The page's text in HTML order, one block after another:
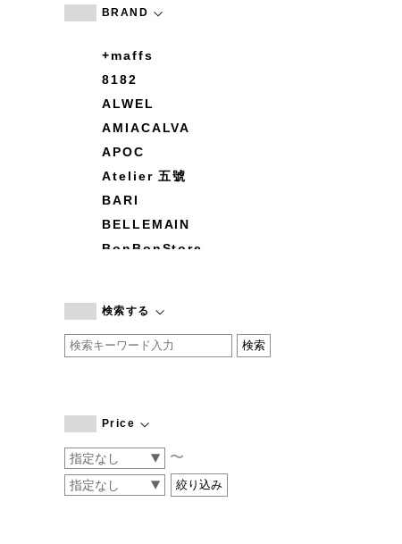
BRAND
+maffs
8182
ALWEL
AMIACALVA
APOC
Atelier 五號
BARI
BELLEMAIN
BonBonStore
by basics
CATWORTH
COGTHEBIGSMOKE
CONVERSE
DEAN & DELUCA
検索する
Price
〜